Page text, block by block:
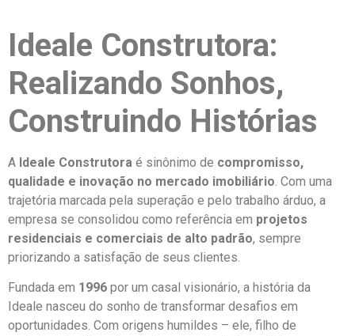
Ideale Construtora:
Realizando Sonhos,
Construindo Histórias
A Ideale Construtora é sinônimo de compromisso,
qualidade e inovação no mercado imobiliário . Com uma
trajetória marcada pela superação e pelo trabalho árduo, a
empresa se consolidou como referência em projetos
residenciais e comerciais de alto padrão, sempre
priorizando a satisfação de seus clientes.
Fundada em 1996 por um casal visionário, a história da
Ideale nasceu do sonho de transformar desafios em
oportunidades. Com origens humildes – ele, filho de